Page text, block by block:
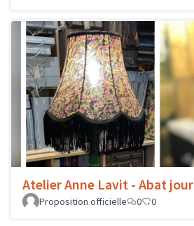
Atelier Anne Lavit - Abat jour
Proposition officielle 0 0